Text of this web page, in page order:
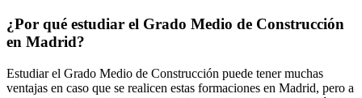
¿Por qué estudiar el Grado Medio de Construcción
en Madrid?
Estudiar el Grado Medio de Construcción puede tener muchas
ventajas en caso que se realicen estas formaciones en Madrid, pero a